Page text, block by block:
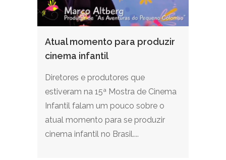
Atual momento para produzir
cinema infantil
Diretores e produtores que
estiveram na 15ª Mostra de Cinema
Infantil falam um pouco sobre o
atual momento para se produzir
cinema infantil no Brasil....